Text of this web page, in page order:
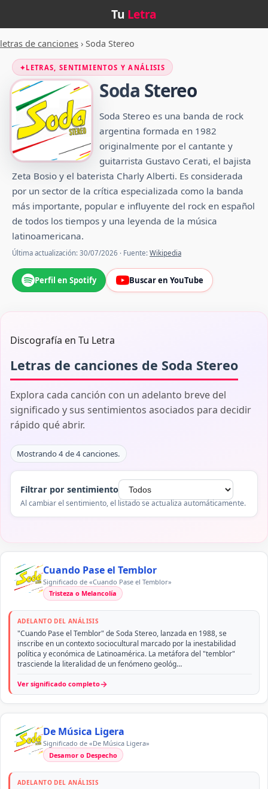
Tu Letra
letras de canciones › Soda Stereo
✦LETRAS, SENTIMIENTOS Y ANÁLISIS
Soda Stereo
Soda Stereo es una banda de rock
argentina formada en 1982
originalmente por el cantante y
guitarrista Gustavo Cerati, el bajista
Zeta Bosio y el baterista Charly Alberti. Es considerada
por un sector de la crítica especializada como la banda
más importante, popular e influyente del rock en español
de todos los tiempos y una leyenda de la música
latinoamericana.
Última actualización: 30/07/2026 · Fuente: Wikipedia
Perfil en Spotify Buscar en YouTube
Discografía en Tu Letra
Letras de canciones de Soda Stereo
Explora cada canción con un adelanto breve del
significado y sus sentimientos asociados para decidir
rápido qué abrir.
Mostrando 4 de 4 canciones.
Filtrar por sentimiento
Al cambiar el sentimiento, el listado se actualiza automáticamente.
Cuando Pase el Temblor
Significado de «Cuando Pase el Temblor»
Tristeza o Melancolía
ADELANTO DEL ANÁLISIS
"Cuando Pase el Temblor" de Soda Stereo, lanzada en 1988, se
inscribe en un contexto sociocultural marcado por la inestabilidad
política y económica de Latinoamérica. La metáfora del "temblor"
trasciende la literalidad de un fenómeno geológ…
Ver significado completo→
De Música Ligera
Significado de «De Música Ligera»
Desamor o Despecho
ADELANTO DEL ANÁLISIS